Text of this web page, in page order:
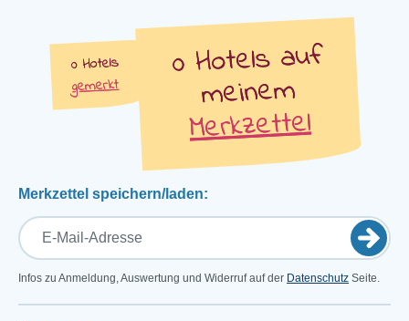
Hotels
gemerkt
Hotels auf
meinem
Merkzettel
Merkzettel speichern/laden:
Infos zu Anmeldung, Auswertung und Widerruf auf der Datenschutz Seite.